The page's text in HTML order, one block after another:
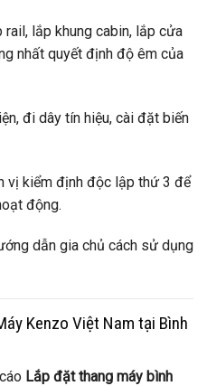
lắp khung cabin, lắp cửa
nhất quyết định độ êm của
đi dây tín hiệu, cài đặt biến
vị kiểm định độc lập thứ 3 để
động.
dẫn gia chủ cách sử dụng
Kenzo Việt Nam tại Bình
Lắp đặt thang máy bình